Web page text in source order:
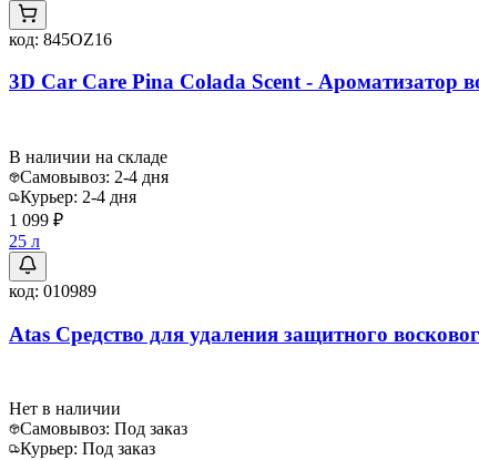
код: 845OZ16
3D Car Care Pina Colada Scent - Ароматизатор
В наличии на складе
Самовывоз: 2-4 дня
Курьер: 2-4 дня
1 099 ₽
25 л
код: 010989
Atas Средство для удаления защитного
Нет в наличии
Самовывоз: Под заказ
Курьер: Под заказ